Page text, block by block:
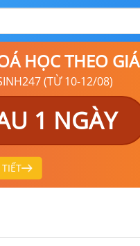
HỌC THEO
(TỪ 10-12/08)
1 NGÀY